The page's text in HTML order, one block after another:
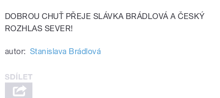
DOBROU CHUŤ PŘEJE SLÁVKA BRÁDLOVÁ A ČESKÝ
ROZHLAS SEVER!
autor: Stanislava Brádlová